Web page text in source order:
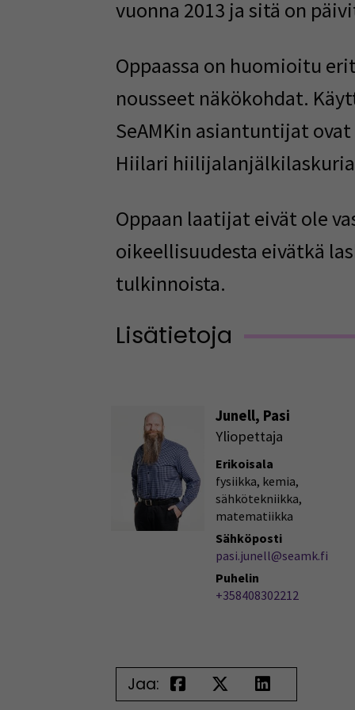
vuonna 2013 ja sitä on
Oppaassa on huomioitu
nousseet näkökohdat.
SeAMKin asiantuntijat ovat
Hiilari
Oppaan laatijat eivät ole
oikeellisuudesta eivätkä
tulkinnoista.
Lisätietoja
Junell, Pasi
Yliopettaja
Erikoisala
fysiikka, kemia,
sähkötekniikka,
matematiikka
Sähköposti
pasi.junell@seamk.fi
Puhelin
+358408302212
Jaa: